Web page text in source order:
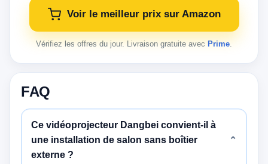
Voir le meilleur prix sur Amazon
Vérifiez les offres du jour. Livraison gratuite avec Prime.
FAQ
Ce vidéoprojecteur Dangbei convient-il à
une installation de salon sans boîtier
externe ?
⌄